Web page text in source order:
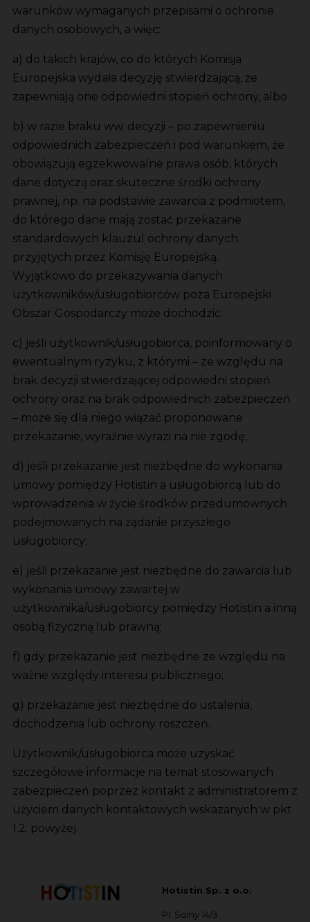
warunków wymaganych przepisami o ochronie
danych osobowych, a więc:
a) do takich krajów, co do których Komisja
Europejska wydała decyzję stwierdzającą, że
zapewniają one odpowiedni stopień ochrony, albo
b) w razie braku ww. decyzji – po zapewnieniu
odpowiednich zabezpieczeń i pod warunkiem, że
obowiązują egzekwowalne prawa osób, których
dane dotyczą oraz skuteczne środki ochrony
prawnej, np. na podstawie zawarcia z podmiotem,
do którego dane mają zostać przekazane
standardowych klauzul ochrony danych
przyjętych przez Komisję Europejską.
Wyjątkowo do przekazywania danych
użytkowników/usługobiorców poza Europejski
Obszar Gospodarczy może dochodzić:
c) jeśli użytkownik/usługobiorca, poinformowany o
ewentualnym ryzyku, z którymi – ze względu na
brak decyzji stwierdzającej odpowiedni stopień
ochrony oraz na brak odpowiednich zabezpieczeń
– może się dla niego wiązać proponowane
przekazanie, wyraźnie wyrazi na nie zgodę;
d) jeśli przekazanie jest niezbędne do wykonania
umowy pomiędzy Hotistin a usługobiorcą lub do
wprowadzenia w życie środków przedumownych
podejmowanych na żądanie przyszłego
usługobiorcy;
e) jeśli przekazanie jest niezbędne do zawarcia lub
wykonania umowy zawartej w
użytkownika/usługobiorcy pomiędzy Hotistin a inną
osobą fizyczną lub prawną;
f) gdy przekazanie jest niezbędne ze względu na
ważne względy interesu publicznego;
g) przekazanie jest niezbędne do ustalenia,
dochodzenia lub ochrony roszczeń.
Użytkownik/usługobiorca może uzyskać
szczegółowe informacje na temat stosowanych
zabezpieczeń poprzez kontakt z administratorem z
użyciem danych kontaktowych wskazanych w pkt
1.2. powyżej.
Hotistin Sp. z o.o.
Pl. Solny 14/3